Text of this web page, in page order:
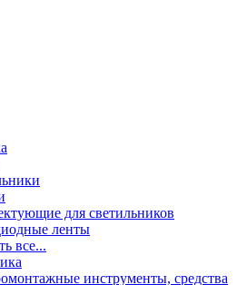
для светильников
ленты
все...
инструменты, средства